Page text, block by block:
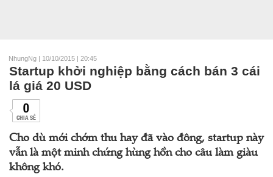
NhungNg | 10/10/2015 | 20:45
Startup khởi nghiệp bằng cách bán 3 cái
lá giá 20 USD
0
CHIA SẺ
Cho dù mới chớm thu hay đã vào đông, startup này
vẫn là một minh chứng hùng hồn cho câu làm giàu
không khó.